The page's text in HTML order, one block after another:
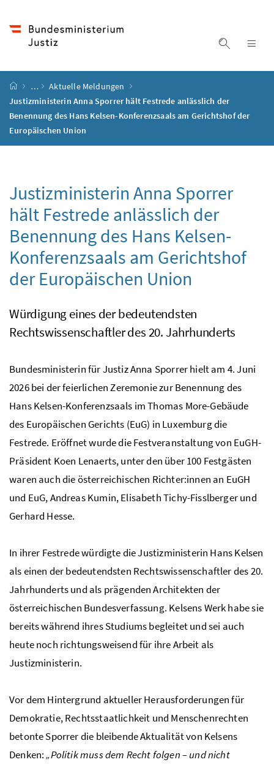
Suche
Startseite
…
Aktuelle Meldungen
Justizministerin Anna Sporrer hält Festrede anlässlich der
Benennung des Hans Kelsen-Konferenzsaals am Gerichtshof der
Europäischen Union
Justizministerin Anna Sporrer
hält Festrede anlässlich der
Benennung des Hans Kelsen-
Konferenzsaals am Gerichtshof
der Europäischen Union
Würdigung eines der bedeutendsten
Rechtswissenschaftler des 20. Jahrhunderts
Bundesministerin für Justiz Anna Sporrer hielt am 4. Juni
2026 bei der feierlichen Zeremonie zur Benennung des
Hans Kelsen-Konferenzsaals im Thomas More-Gebäude
des Europäischen Gerichts (EuG) in Luxemburg die
Festrede. Eröffnet wurde die Festveranstaltung von EuGH-
Präsident Koen Lenaerts, unter den über 100 Festgästen
waren auch die österreichischen Richter:innen an EuGH
und EuG, Andreas Kumin, Elisabeth Tichy-Fisslberger und
Gerhard Hesse.
In ihrer Festrede würdigte die Justizministerin Hans Kelsen
als einen der bedeutendsten Rechtswissenschaftler des 20.
Jahrhunderts und als prägenden Architekten der
österreichischen Bundesverfassung. Kelsens Werk habe sie
bereits während ihres Studiums begleitet und sei auch
heute noch richtungsweisend für ihre Arbeit als
Justizministerin.
Vor dem Hintergrund aktueller Herausforderungen für
Demokratie, Rechtsstaatlichkeit und Menschenrechten
betonte Sporrer die bleibende Aktualität von Kelsens
Denken:„Politik muss dem Recht folgen – und nicht